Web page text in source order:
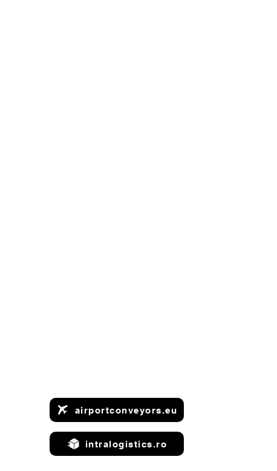
airportconveyors.eu
intralogistics.ro